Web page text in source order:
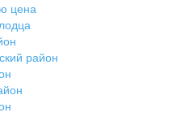
цена
район